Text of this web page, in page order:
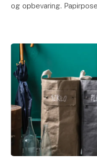
og opbevaring.